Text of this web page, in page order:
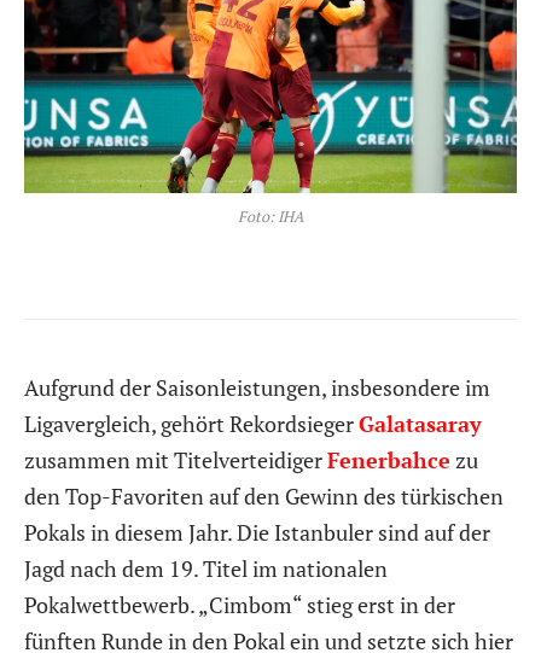
Foto: IHA
Aufgrund der Saisonleistungen, insbesondere im
Ligavergleich, gehört RekordsiegerGalatasaray
zusammen mit TitelverteidigerFenerbahce zu
den Top-Favoriten auf den Gewinn des türkischen
Pokals in diesem Jahr. Die Istanbuler sind auf der
Jagd nach dem 19. Titel im nationalen
Pokalwettbewerb. „Cimbom“ stieg erst in der
fünften Runde in den Pokal ein und setzte sich hier